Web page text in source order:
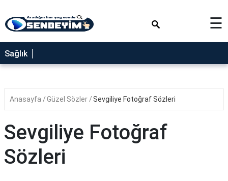
SAĞLIK
NEDİR
YEMEK
RÜYA
TABİRLERİ
GEZİLECEK
☰
Sağlık
Anasayfa Güzel Sözler Sevgiliye Fotoğraf Sözleri
Sevgiliye Fotoğraf
Sözleri